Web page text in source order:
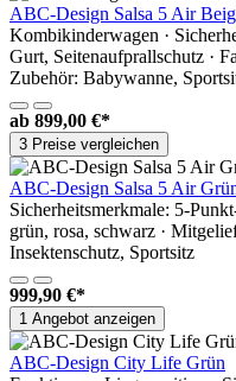
ABC-Design Salsa 5 Air
Kombikinderwagen ·
Gurt, Seitenaufprallschutz ·
Zubehör: Babywanne,
ab 899,00 €*
3 Preise vergleichen
ABC-Design Salsa 5 Air
Sicherheitsmerkmale: 5-
grün, rosa, schwarz ·
Insektenschutz, Sportsitz
999,90 €*
1 Angebot anzeigen
ABC-Design City Life Grün